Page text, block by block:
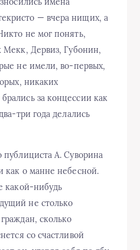
— вчера нищих, а
не мог понять,
Мекк, Дервиз, Губонин,
не имели, во-первых,
никаких
за концессии как
три года делались
публициста А. Суворина
как о манне небесной.
какой-нибудь
не столько
сколько
со счастливой